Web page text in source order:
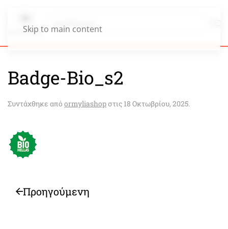
Skip to main content
Badge-Bio_s2
Συντάχθηκε από ormyliashopστις 18 Οκτωβρίου, 2025.
Προηγούμενη